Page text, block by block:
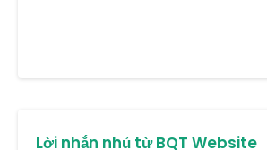
Lời nhắn nhủ từ BQT Website